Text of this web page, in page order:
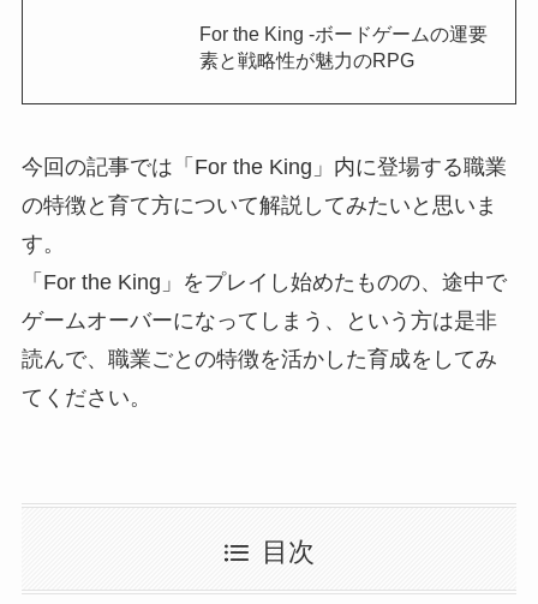
For the King -ボードゲームの運要
素と戦略性が魅力のRPG
今回の記事では「For the King」内に登場する職業
の特徴と育て方について解説してみたいと思いま
す。
「For the King」をプレイし始めたものの、途中で
ゲームオーバーになってしまう、という方は是非
読んで、職業ごとの特徴を活かした育成をしてみ
てください。
目次